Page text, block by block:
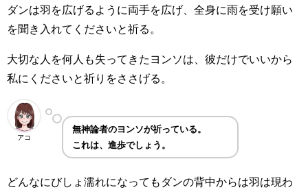
ダンは羽を広げるように両手を広げ、全身に雨を受け願い
を聞き入れてくださいと祈る。
大切な人を何人も失ってきたヨンソは、彼だけでいいから
私にくださいと祈りをささげる。
アコ
無神論者のヨンソが祈っている。
これは、進歩でしょう。
どんなにびしょ濡れになってもダンの背中からは羽は現わ